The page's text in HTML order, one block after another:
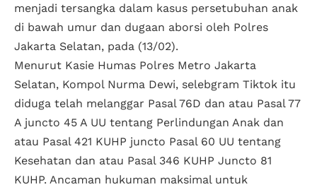
menjadi tersangka dalam kasus persetubuhan anak
di bawah umur dan dugaan aborsi oleh Polres
Jakarta Selatan, pada (13/02).
Menurut Kasie Humas Polres Metro Jakarta
Selatan, Kompol Nurma Dewi, selebgram Tiktok itu
diduga telah melanggar Pasal 76D dan atau Pasal 77
A juncto 45 A UU tentang Perlindungan Anak dan
atau Pasal 421 KUHP juncto Pasal 60 UU tentang
Kesehatan dan atau Pasal 346 KUHP Juncto 81
KUHP. Ancaman hukuman maksimal untuk